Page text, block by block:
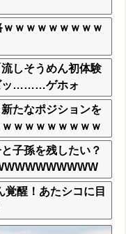
ｗｗｗｗｗｗｗｗｗ
流しそうめん初体験
ッ………ゲホォ
新たなポジションを
ｗｗｗｗｗｗｗｗ
子孫を残したい？
覚醒！あたシコに目